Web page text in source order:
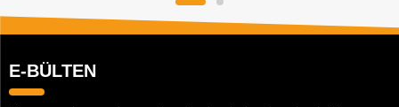
E-BÜLTEN